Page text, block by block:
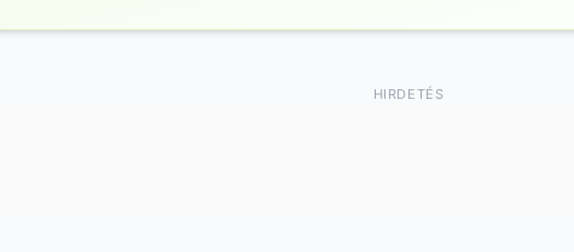
HIRDETÉS